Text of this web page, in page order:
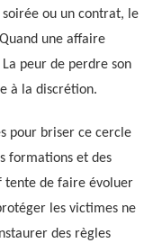
ou un contrat, le
une affaire
peur de perdre son
à la discrétion.
pour briser ce cercle
formations et des
tente de faire évoluer
les victimes ne
des règles